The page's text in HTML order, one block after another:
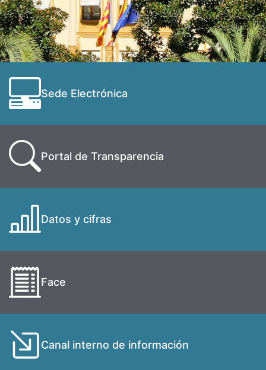
Sede Electrónica
Portal de Transparencia
Datos y cifras
Face
Canal interno de información